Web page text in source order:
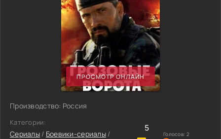
ПРОСМОТР ОНЛАЙН
Производство: Россия
Категории:
Сериалы/ Боевики-сериалы /
5
Голосов: 2